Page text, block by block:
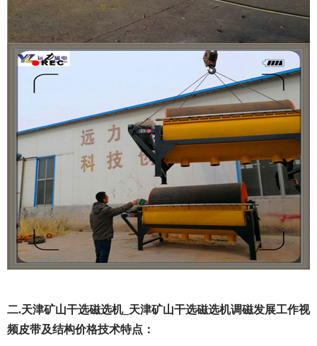
二.天津矿山干选磁选机_天津矿山干选磁选机调磁发展工作视
频皮带及结构价格技术特点：